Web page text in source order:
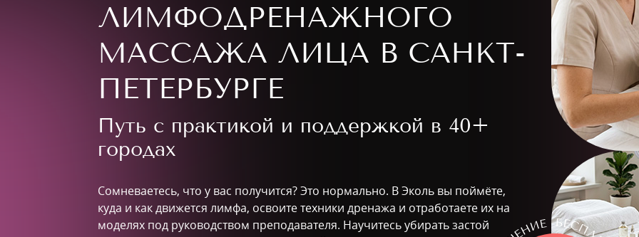
ЛИМФОДРЕНАЖНОГО
МАССАЖА ЛИЦА В САНКТ-
ПЕТЕРБУРГЕ
Путь с практикой и поддержкой в 40+
городах
Сомневаетесь, что у вас получится? Это нормально. В Эколь вы поймёте,
куда и как движется лимфа, освоите техники дренажа и отработаете их на
моделях под руководством преподавателя. Научитесь убирать застой